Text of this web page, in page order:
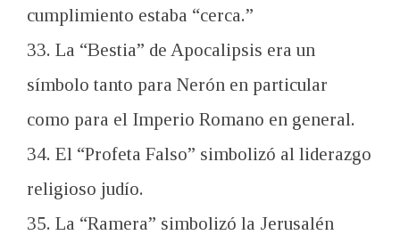
cumplimiento estaba “cerca.”
33. La “Bestia” de Apocalipsis era un
símbolo tanto para Nerón en particular
como para el Imperio Romano en general.
34. El “Profeta Falso” simbolizó al liderazgo
religioso judío.
35. La “Ramera” simbolizó la Jerusalén